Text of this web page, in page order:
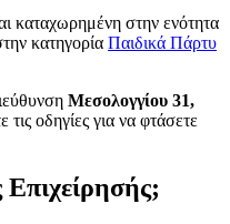
καταχωρημένη στην ενότητα
κατηγορία Παιδικά Πάρτυ
Μεσολογγίου 31,
τις οδηγίες για να φτάσετε
Επιχείρησής;